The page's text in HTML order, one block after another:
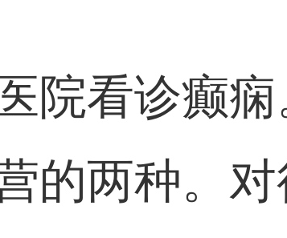
院看诊癫
的两种。